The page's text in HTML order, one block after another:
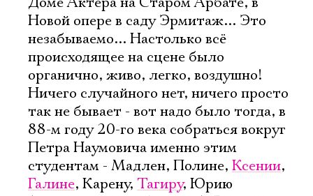
Новой опере в саду Эрмитаж... Это
незабываемо... Настолько всё
происходящее на сцене было
органично, живо, легко, воздушно!
Ничего случайного нет, ничего просто
так не бывает - вот надо было тогда, в
88-м году 20-го века собраться вокруг
Петра Наумовича именно этим
студентам - Мадлен, Полине, Ксении,
Галине, Карену, Тагиру, Юрию